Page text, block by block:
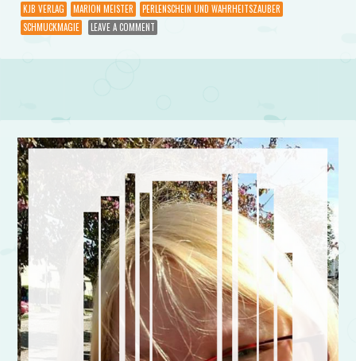
KJB VERLAG
MARION MEISTER
PERLENSCHEIN UND WAHRHEITSZAUBER
SCHMUCKMAGIE
LEAVE A COMMENT
Post navigation